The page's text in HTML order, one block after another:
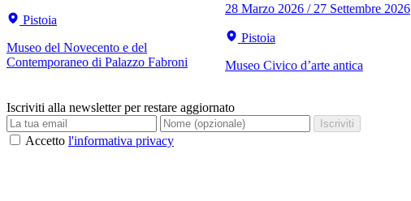
Pistoia
Museo del Novecento e del
Contemporaneo di Palazzo Fabroni
28 Marzo 2026 / 27 Settembre 2026
Pistoia
Museo Civico d’arte antica
Iscriviti alla newsletter per restare aggiornato
Iscriviti
Accetto l'informativa privacy